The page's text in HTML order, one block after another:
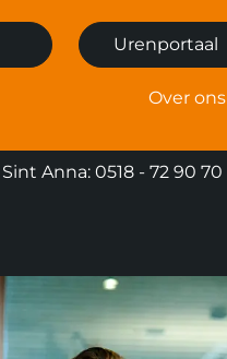
Urenportaal
Over ons
Sint Anna: 0518 - 72 90 70